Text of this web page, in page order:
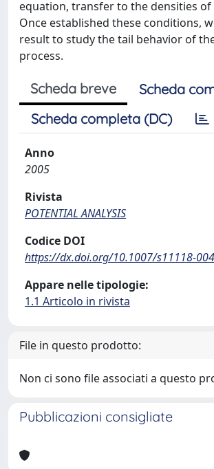
equation, transfer to the densities
Once established these conditions,
result to study the tail behavior of
process.
Scheda breve
Scheda
Scheda completa (DC)
Anno
2005
Rivista
POTENTIAL ANALYSIS
Codice DOI
https://dx.doi.org/10.1007/s11118-
Appare nelle tipologie:
1.1 Articolo in rivista
File in questo prodotto:
Non ci sono file associati a questo
Pubblicazioni consigliate